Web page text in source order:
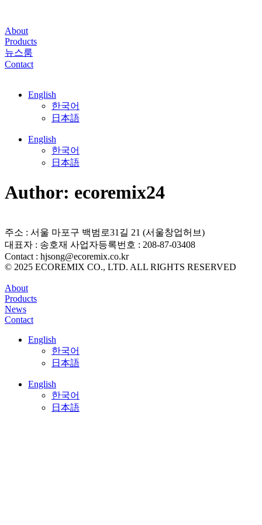
content
About
Products
뉴스룸
Contact
English
한국어
日本語
English
한국어
日本語
Author: ecoremix24
주소 : 서울 마포구 백범로31길 21 (서울창업허브)
대표자 : 송호재 사업자등록번호 : 208-87-03408
Contact : hjsong@ecoremix.co.kr
© 2025 ECOREMIX CO., LTD. ALL RIGHTS RESERVED
About
Products
News
Contact
English
한국어
日本語
English
한국어
日本語